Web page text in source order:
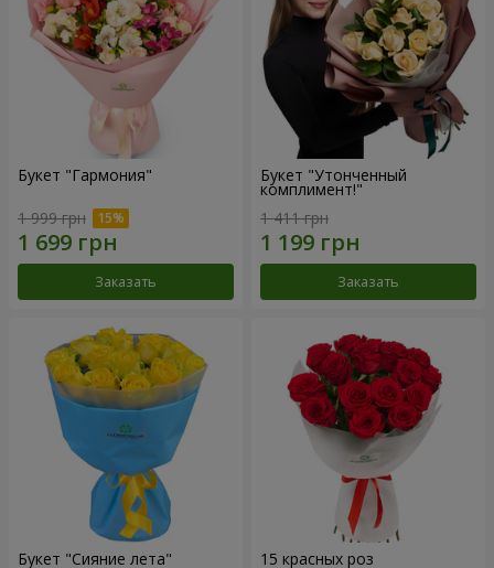
Букет "Гармония"
1 999 грн
Заказать
Букет "Утонченный
комплимент!"
1 411 грн
Заказать
Букет "Сияние лета" 15 красных роз